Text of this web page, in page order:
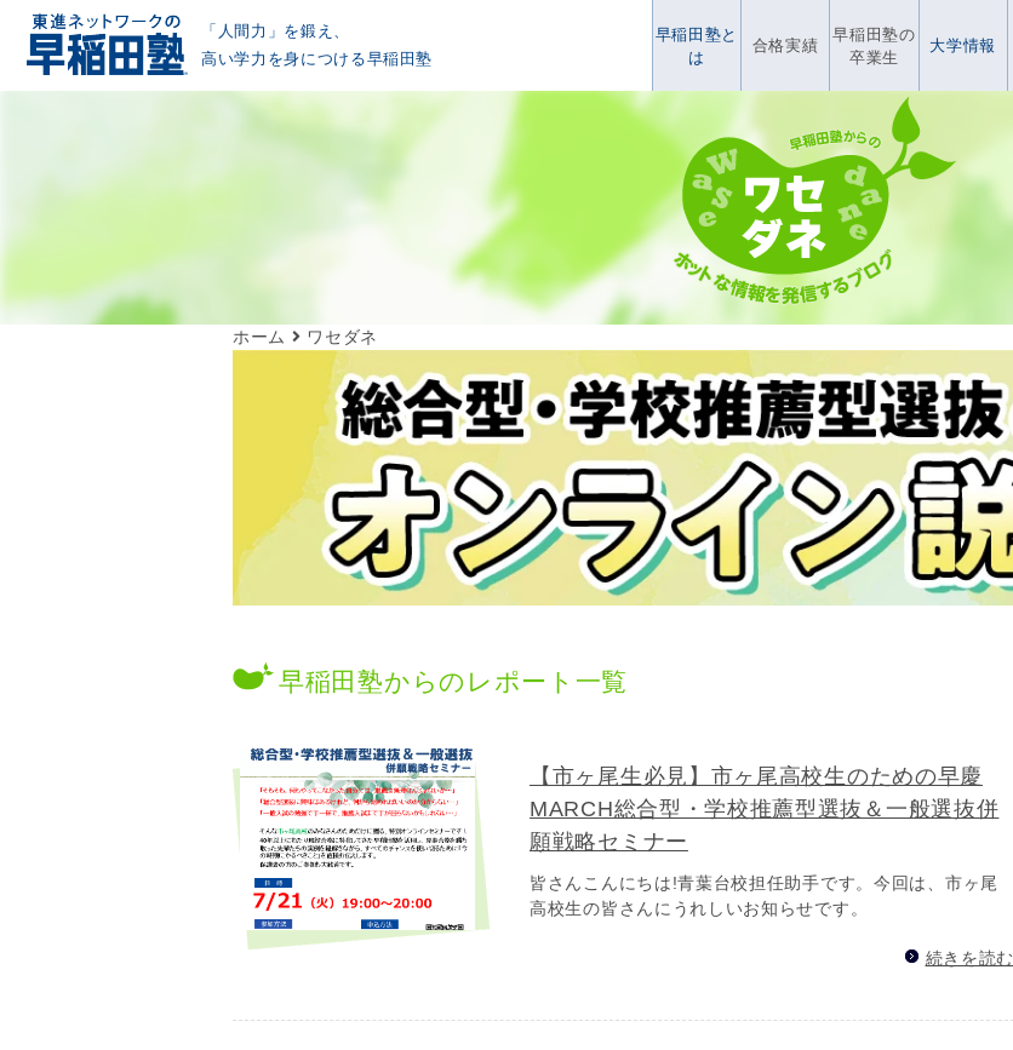
「人間力」を鍛え、
高い学力を身につける早稲田塾
早稲田塾と
は
合格実績
早稲田塾の
卒業生
大学情報
ホーム ワセダネ
早稲田塾からのレポート一覧
【市ヶ尾生必見】市ヶ尾高校生のための早慶
MARCH総合型・学校推薦型選抜＆一般選抜併
願戦略セミナー
皆さんこんにちは!青葉台校担任助手です。今回は、市ヶ尾
高校生の皆さんにうれしいお知らせです。
続きを読む